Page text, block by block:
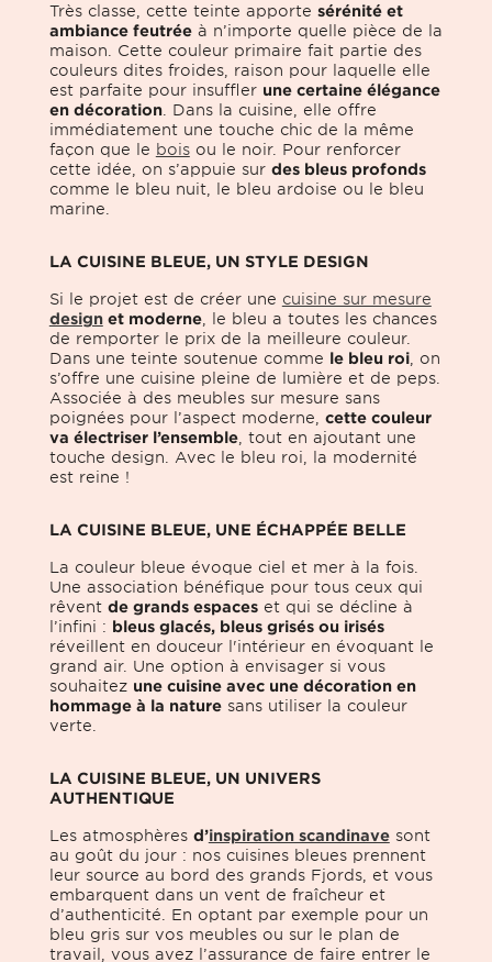
Très classe, cette teinte apporte sérénité et
ambiance feutréeà n’importe quelle pièce de la
maison. Cette couleur primaire fait partie des
couleurs dites froides, raison pour laquelle elle
est parfaite pour insuffler une certaine élégance
en décoration. Dans la cuisine, elle offre
immédiatement une touche chic de la même
façon que le boisou le noir. Pour renforcer
cette idée, on s’appuie sur des bleus profonds
comme le bleu nuit, le bleu ardoise ou le bleu
marine.
LA CUISINE BLEUE, UN STYLE DESIGN
Si le projet est de créer une cuisine sur mesure
designet moderne, le bleu a toutes les chances
de remporter le prix de la meilleure couleur.
Dans une teinte soutenue comme le bleu roi, on
s’offre une cuisine pleine de lumière et de peps.
Associée à des meubles sur mesure sans
poignées pour l’aspect moderne, cette couleur
va électriser l’ensemble, tout en ajoutant une
touche design. Avec le bleu roi, la modernité
est reine !
LA CUISINE BLEUE, UNE ÉCHAPPÉE BELLE
La couleur bleue évoque ciel et mer à la fois.
Une association bénéfique pour tous ceux qui
rêvent de grands espaceset qui se décline à
l’infini : bleus glacés, bleus grisés ou irisés
réveillent en douceur l'intérieur en évoquant le
grand air. Une option à envisager si vous
souhaitez une cuisine avec une décoration en
hommage à la naturesans utiliser la couleur
verte.
LA CUISINE BLEUE, UN UNIVERS
AUTHENTIQUE
Les atmosphères d’inspiration scandinavesont
au goût du jour : nos cuisines bleues prennent
leur source au bord des grands Fjords, et vous
embarquent dans un vent de fraîcheur et
d’authenticité. En optant par exemple pour un
bleu gris sur vos meubles ou sur le plan de
travail, vous avez l’assurance de faire entrer le